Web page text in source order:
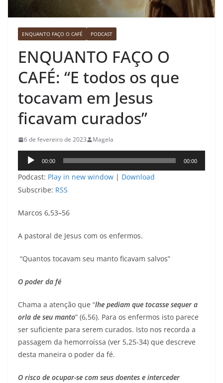
ENQUANTO FAÇO O CAFÉ PODCAST
ENQUANTO FAÇO O
CAFÉ: “E todos os que
tocavam em Jesus
ficavam curados”
6 de fevereiro de 2023 Magela
Tocador
de
áudio
00:00 00:00
Podcast: Play in new window | Download
Subscribe: RSS
Marcos 6,53–56
A pastoral de Jesus com os enfermos.
“Quantos tocavam seu manto ficavam salvos”
O poder da fé
Chama a atenção que “lhe pediam que tocasse sequer a
orla de seu manto” (6,56). Para os enfermos isto parece
ser suficiente para serem curados. Isto nos recorda a
passagem da hemorroíssa (ver 5,25-34) que descreve
desta maneira o poder da fé.
O risco de ocupar-se com seus doentes e interceder